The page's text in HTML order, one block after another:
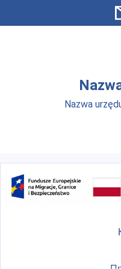
Перейти до основного
Nazwa